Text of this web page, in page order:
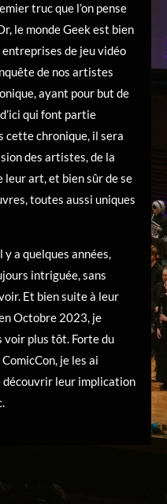
truc que l’on pense
le monde Geek est bien
entreprises de jeu vidéo
de nos artistes
ayant pour but de
qui font partie
cette chronique, il sera
des artistes, de la
leur art, et bien sûr de se
toutes aussi uniques
y a quelques années,
intriguée, sans
Et bien suite à leur
Octobre 2023, je
voir plus tôt. Forte du
je les ai
découvrir leur implication